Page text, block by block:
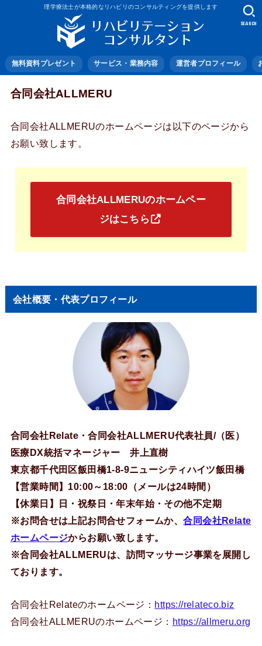
理学療法士が本格的なリハビリのコンサルティングを提供します
無料資料プレゼント サービス・業務内容 運営者プロフィール
SEARCH
合同会社ALLMERU
合同会社ALLMERUのホームページは以下のページから
お願い致します。
合同会社ALLMERUのホームペー
ジはこちら
会社概要・代表プロフィール
合同会社Relate・合同会社ALLMERU代表社員/（医）
医療DX統括マネージャー 井上直樹
東京都千代田区飯田橋1-8-9ニューシティハイツ飯田橋
【営業時間】10:00～18:00（メールは24時間）
【休業日】日・祝祭日・年末年始・その他不定期
※お問合せは上記お問合せフォームか、合同会社Relate
ホームページからお願い致します。
※合同会社ALLMERUは、訪問マッサージ事業を展開し
ております。
合同会社Relateのホームページ： https://relateco.biz
合同会社ALLMERUのホームページ： https://allmeru.org